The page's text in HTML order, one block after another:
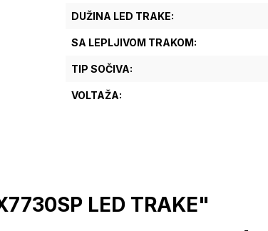
DUŽINA LED TRAKE:
SA LEPLJIVOM TRAKOM:
TIP SOČIVA:
VOLTAŽA:
LED TRAKE"